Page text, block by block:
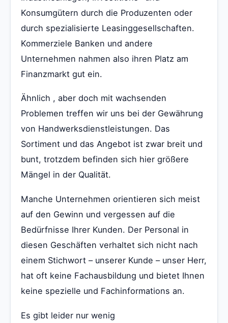
Konsumgütern durch die Produzenten oder
durch spezialisierte Leasinggesellschaften.
Kommerziele Banken und andere
Unternehmen nahmen also ihren Platz am
Finanzmarkt gut ein.
Ähnlich , aber doch mit wachsenden
Problemen treffen wir uns bei der Gewährung
von Handwerksdienstleistungen. Das
Sortiment und das Angebot ist zwar breit und
bunt, trotzdem befinden sich hier größere
Mängel in der Qualität.
Manche Unternehmen orientieren sich meist
auf den Gewinn und vergessen auf die
Bedürfnisse Ihrer Kunden. Der Personal in
diesen Geschäften verhaltet sich nicht nach
einem Stichwort – unserer Kunde – unser Herr,
hat oft keine Fachausbildung und bietet Ihnen
keine spezielle und Fachinformations an.
Es gibt leider nur wenig